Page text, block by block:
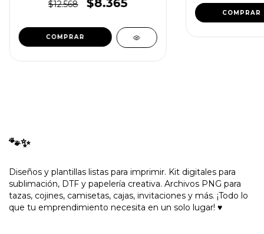
$12.568 $8.365
🐾✨
Diseños y plantillas listas para imprimir. Kit digitales para
sublimación, DTF y papelería creativa. Archivos PNG para
tazas, cojines, camisetas, cajas, invitaciones y más. ¡Todo lo
que tu emprendimiento necesita en un solo lugar! ♥